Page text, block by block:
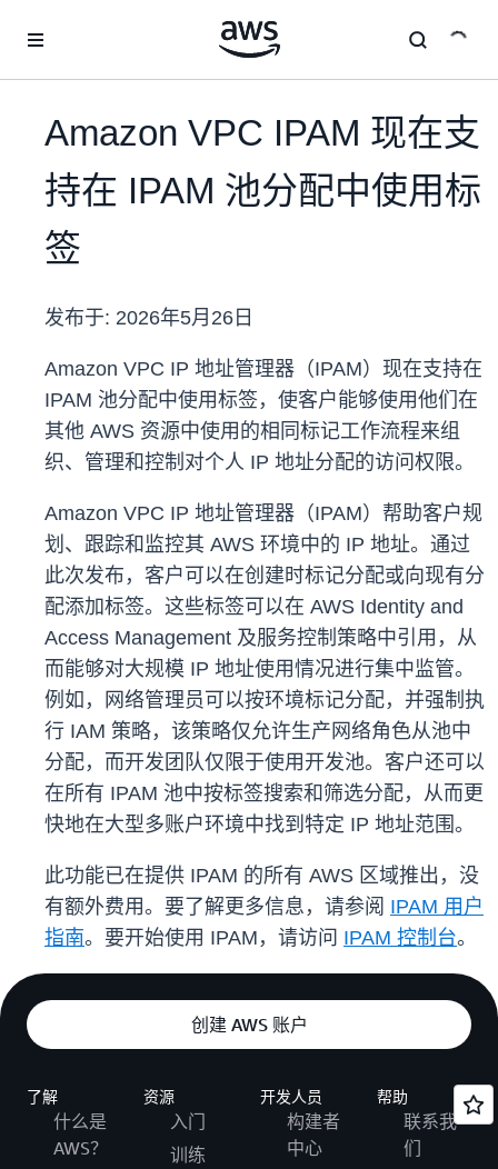
Amazon VPC IPAM 现在支
持在 IPAM 池分配中使用标
签
发布于: 2026年5月26日
Amazon VPC IP 地址管理器（IPAM）现在支持在
IPAM 池分配中使用标签，使客户能够使用他们在
其他 AWS 资源中使用的相同标记工作流程来组
织、管理和控制对个人 IP 地址分配的访问权限。
Amazon VPC IP 地址管理器（IPAM）帮助客户规
划、跟踪和监控其 AWS 环境中的 IP 地址。通过
此次发布，客户可以在创建时标记分配或向现有分
配添加标签。这些标签可以在 AWS Identity and
Access Management 及服务控制策略中引用，从
而能够对大规模 IP 地址使用情况进行集中监管。
例如，网络管理员可以按环境标记分配，并强制执
行 IAM 策略，该策略仅允许生产网络角色从池中
分配，而开发团队仅限于使用开发池。客户还可以
在所有 IPAM 池中按标签搜索和筛选分配，从而更
快地在大型多账户环境中找到特定 IP 地址范围。
此功能已在提供 IPAM 的所有 AWS 区域推出，没
有额外费用。要了解更多信息，请参阅 IPAM 用户
指南。要开始使用 IPAM，请访问 IPAM 控制台。
创建 AWS 账户
了解
什么是
AWS？
资源
入门
训练
开发人员
构建者
中心
帮助
联系我
们